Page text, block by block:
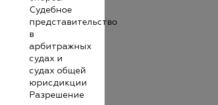
Судебное
представительство
в
арбитражных
судах и
судах общей
юрисдикции
Разрешение